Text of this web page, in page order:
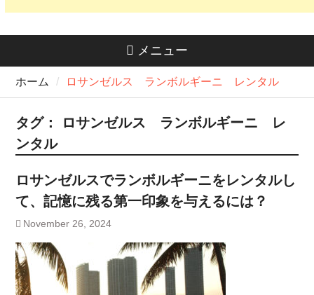
メニュー
ホーム ロサンゼルス ランボルギーニ レンタル
タグ：
ロサンゼルス ランボルギーニ レ
ンタル
ロサンゼルスでランボルギーニをレンタルし
て、記憶に残る第一印象を与えるには？
November 26, 2024